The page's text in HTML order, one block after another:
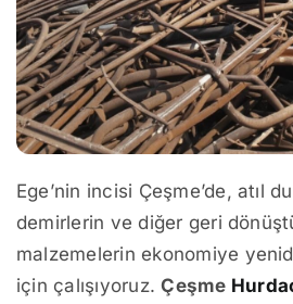
Ege’nin incisi Çeşme’de, atıl
demirlerin ve diğer geri
malzemelerin ekonomiye
için çalışıyoruz.Çeşme